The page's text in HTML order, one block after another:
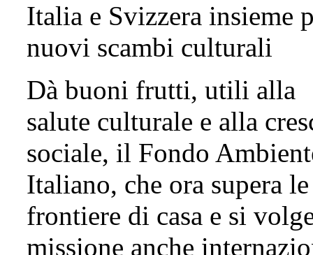
Italia e Svizzera insieme
nuovi scambi culturali
Dà buoni frutti, utili alla
salute culturale e alla
sociale, il Fondo
Italiano, che ora supera le
frontiere di casa e si
missione anche